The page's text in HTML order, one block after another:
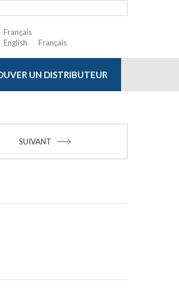
Français
English
Français
UN DISTRIBUTEUR
SUIVANT